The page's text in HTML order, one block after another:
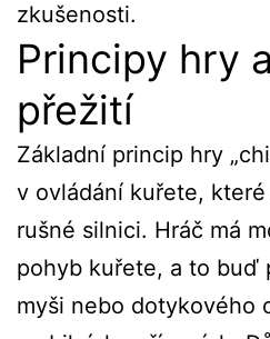
zkušenosti.
Principy hry
přežití
Základní princip hry
v ovládání kuřete,
rušné silnici. Hráč má
pohyb kuřete, a to buď
myši nebo dotykového